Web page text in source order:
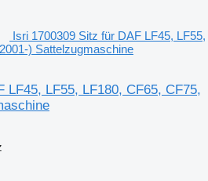
Isri 1700309 Sitz für DAF LF45, LF55,
) Sattelzugmaschine
LF45, LF55, LF180, CF65, CF75,